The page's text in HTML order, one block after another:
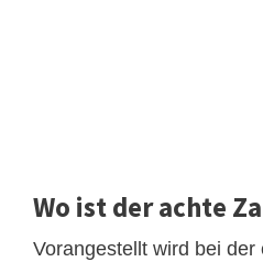
Wo ist der achte
Vorangestellt wird bei der